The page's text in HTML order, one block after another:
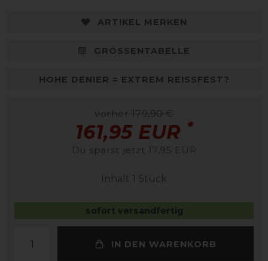
ARTIKEL MERKEN
GRÖSSENTABELLE
HOHE DENIER = EXTREM REISSFEST?
vorher 179,90 €
161,95 EUR *
Du sparst jetzt 17,95 EUR
Inhalt 1 Stück
sofort versandfertig
IN DEN WARENKORB